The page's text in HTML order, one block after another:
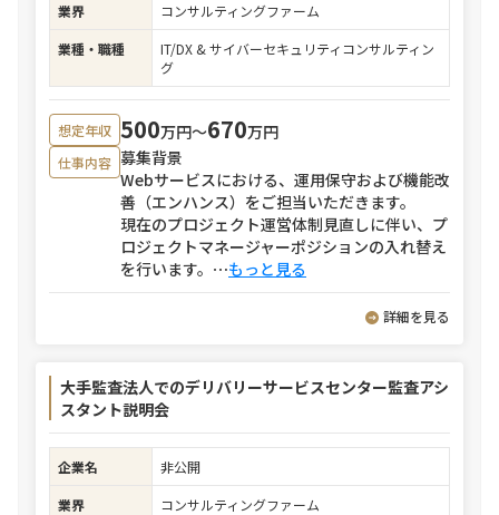
業界
コンサルティングファーム
業種・職種
IT/DX & サイバーセキュリティコンサルティン
グ
想定年収 500万円〜670万円
仕事内容 募集背景
Webサービスにおける、運用保守および機能改
善（エンハンス）をご担当いただきます。
現在のプロジェクト運営体制見直しに伴い、プ
ロジェクトマネージャーポジションの入れ替え
を行います。 ⋯もっと見る
詳細を見る
大手監査法人でのデリバリーサービスセンター監査アシ
スタント説明会
企業名
非公開
業界
コンサルティングファーム